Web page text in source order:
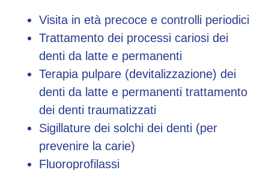
Visita in età precoce e controlli periodici
Trattamento dei processi cariosi dei
denti da latte e permanenti
Terapia pulpare (devitalizzazione) dei
denti da latte e permanenti trattamento
dei denti traumatizzati
Sigillature dei solchi dei denti (per
prevenire la carie)
Fluoroprofilassi